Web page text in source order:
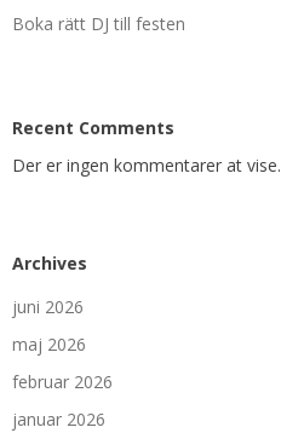
Boka rätt DJ till festen
Recent Comments
Der er ingen kommentarer at vise.
Archives
juni 2026
maj 2026
februar 2026
januar 2026